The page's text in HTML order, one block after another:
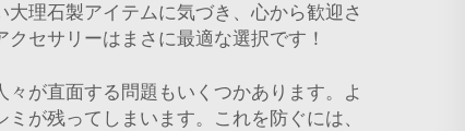
理石製アイテムに気づき、心から歓迎さ
セサリーはまさに最適な選択です！
が直面する問題もいくつかあります。よ
が残ってしまいます。これを防ぐには、